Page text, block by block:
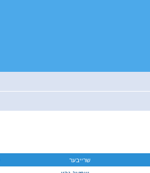
שרייבער